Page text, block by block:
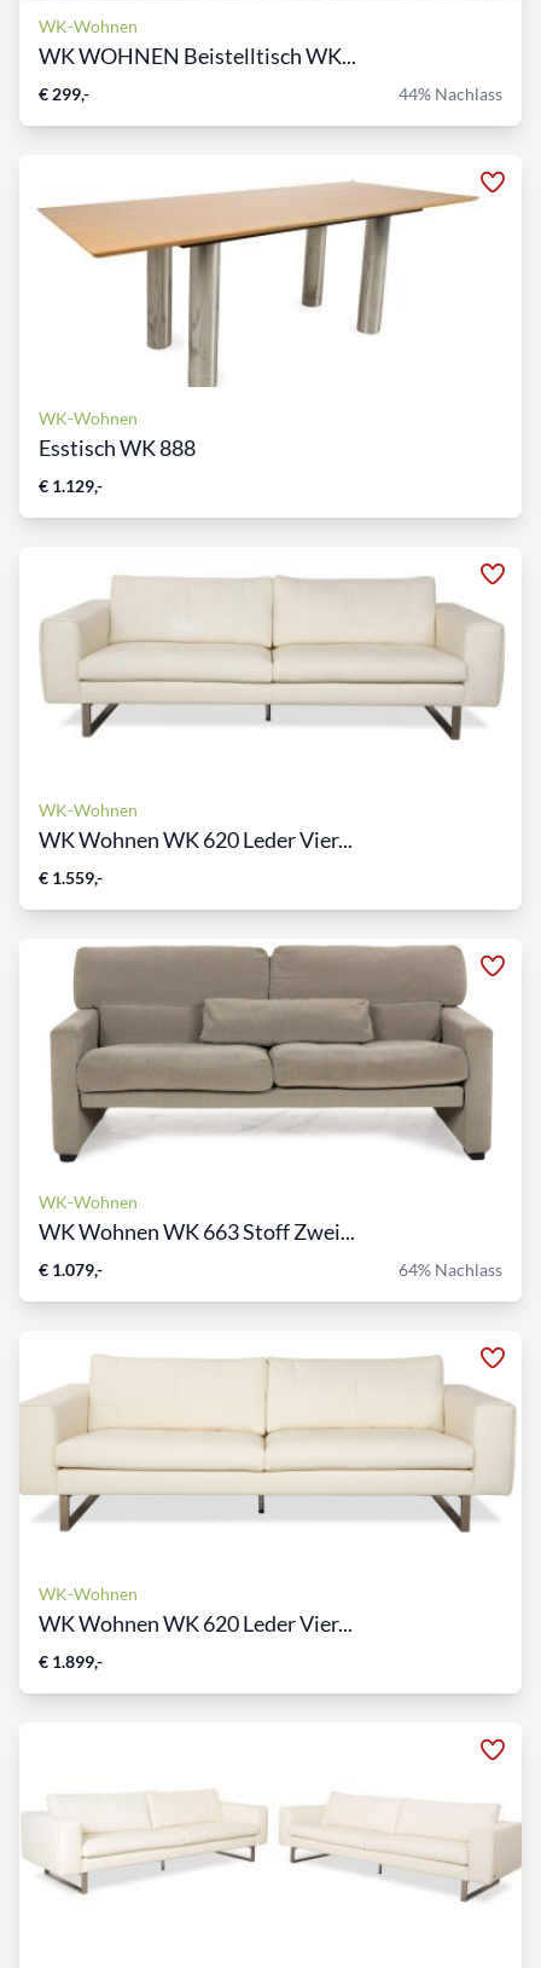
WK-Wohnen
WK WOHNEN Beistelltisch WK...
€ 299,- 44% Nachlass
WK-Wohnen
Esstisch WK 888
€ 1.129,-
WK-Wohnen
WK Wohnen WK 620 Leder Vier...
€ 1.559,-
WK-Wohnen
WK Wohnen WK 663 Stoff Zwei...
€ 1.079,- 64% Nachlass
WK-Wohnen
WK Wohnen WK 620 Leder Vier...
€ 1.899,-